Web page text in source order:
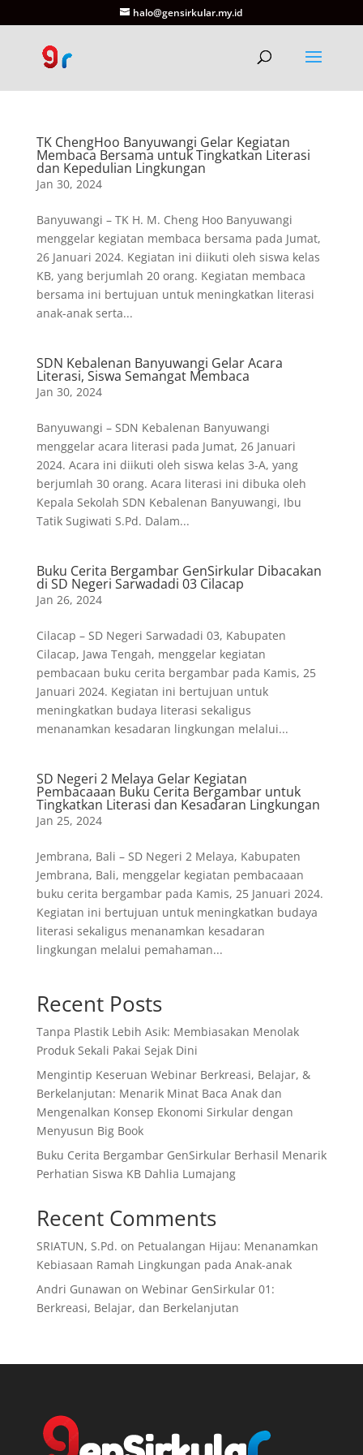
halo@gensirkular.my.id
TK ChengHoo Banyuwangi Gelar Kegiatan
Membaca Bersama untuk Tingkatkan Literasi
dan Kepedulian Lingkungan
Jan 30, 2024
Banyuwangi – TK H. M. Cheng Hoo Banyuwangi
menggelar kegiatan membaca bersama pada Jumat,
26 Januari 2024. Kegiatan ini diikuti oleh siswa kelas
KB, yang berjumlah 20 orang. Kegiatan membaca
bersama ini bertujuan untuk meningkatkan literasi
anak-anak serta...
SDN Kebalenan Banyuwangi Gelar Acara
Literasi, Siswa Semangat Membaca
Jan 30, 2024
Banyuwangi – SDN Kebalenan Banyuwangi
menggelar acara literasi pada Jumat, 26 Januari
2024. Acara ini diikuti oleh siswa kelas 3-A, yang
berjumlah 30 orang. Acara literasi ini dibuka oleh
Kepala Sekolah SDN Kebalenan Banyuwangi, Ibu
Tatik Sugiwati S.Pd. Dalam...
Buku Cerita Bergambar GenSirkular Dibacakan
di SD Negeri Sarwadadi 03 Cilacap
Jan 26, 2024
Cilacap – SD Negeri Sarwadadi 03, Kabupaten
Cilacap, Jawa Tengah, menggelar kegiatan
pembacaan buku cerita bergambar pada Kamis, 25
Januari 2024. Kegiatan ini bertujuan untuk
meningkatkan budaya literasi sekaligus
menanamkan kesadaran lingkungan melalui...
SD Negeri 2 Melaya Gelar Kegiatan
Pembacaaan Buku Cerita Bergambar untuk
Tingkatkan Literasi dan Kesadaran Lingkungan
Jan 25, 2024
Jembrana, Bali – SD Negeri 2 Melaya, Kabupaten
Jembrana, Bali, menggelar kegiatan pembacaaan
buku cerita bergambar pada Kamis, 25 Januari 2024.
Kegiatan ini bertujuan untuk meningkatkan budaya
literasi sekaligus menanamkan kesadaran
lingkungan melalui pemahaman...
Recent Posts
Tanpa Plastik Lebih Asik: Membiasakan Menolak
Produk Sekali Pakai Sejak Dini
Mengintip Keseruan Webinar Berkreasi, Belajar, &
Berkelanjutan: Menarik Minat Baca Anak dan
Mengenalkan Konsep Ekonomi Sirkular dengan
Menyusun Big Book
Buku Cerita Bergambar GenSirkular Berhasil Menarik
Perhatian Siswa KB Dahlia Lumajang
Recent Comments
SRIATUN, S.Pd. on Petualangan Hijau: Menanamkan
Kebiasaan Ramah Lingkungan pada Anak-anak
Andri Gunawan on Webinar GenSirkular 01:
Berkreasi, Belajar, dan Berkelanjutan